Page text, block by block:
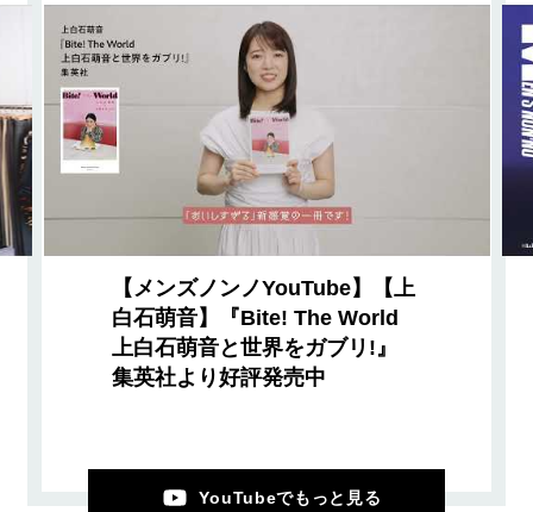
【メンズノンノYouTube】【上
白石萌音】『Bite! The World
上白石萌音と世界をガブリ!』
集英社より好評発売中
YouTubeでもっと見る